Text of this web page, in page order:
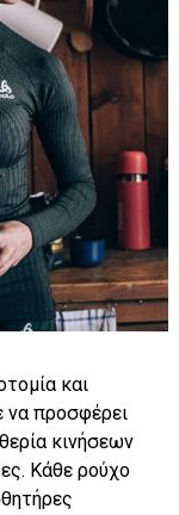
και
να προσφέρει
κινήσεων
Κάθε ρούχο